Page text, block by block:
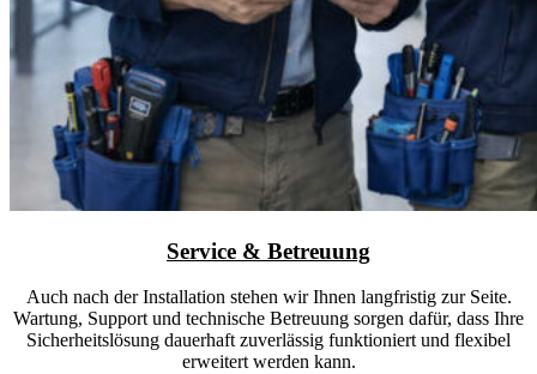
Service & Betreuung
Auch nach der Installation stehen wir Ihnen langfristig zur Seite.
Wartung, Support und technische Betreuung sorgen dafür, dass Ihre
Sicherheitslösung dauerhaft zuverlässig funktioniert und flexibel
erweitert werden kann.